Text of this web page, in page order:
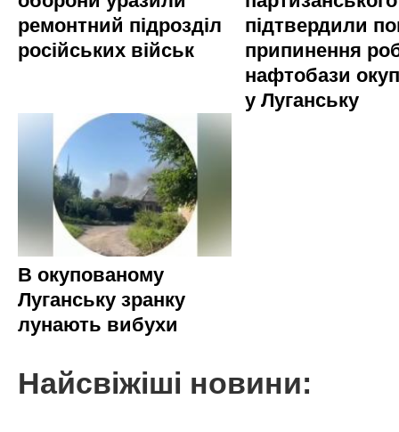
ремонтний підрозділ
російських військ
підтвердили
припинення
нафтобази
у Луганську
В окупованому
Луганську зранку
лунають вибухи
Найсвіжіші новини: